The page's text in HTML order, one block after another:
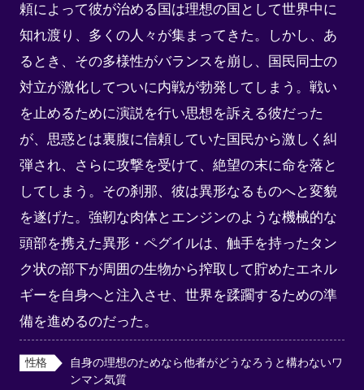
頼によって彼が治める国は理想の国として世界中に
知れ渡り、多くの人々が集まってきた。しかし、あ
るとき、その多様性がバランスを崩し、国民同士の
対立が激化してついに内戦が勃発してしまう。戦い
を止めるために演説を行い思想を訴える彼だった
が、思惑とは裏腹に信頼していた国民から激しく糾
弾され、さらに攻撃を受けて、絶望の末に命を落と
してしまう。その刹那、彼は異形なるものへと変貌
を遂げた。強靭な肉体とエンジンのような機械的な
頭部を携えた異形・ペグイルは、触手を持ったタン
ク状の部下が周囲の生物から搾取して貯めたエネル
ギーを自身へと注入させ、世界を蹂躙するための準
備を進めるのだった。
性格
自身の理想のためなら他者がどうなろうと構わないワ
ンマン気質